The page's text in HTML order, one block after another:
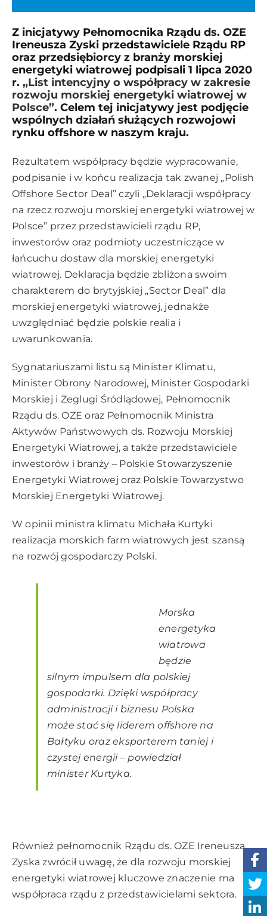
Z inicjatywy Pełnomocnika Rządu ds. OZE
Ireneusza Zyski przedstawiciele Rządu RP
oraz przedsiębiorcy z branży morskiej
energetyki wiatrowej podpisali 1 lipca 2020
r. „List intencyjny o współpracy w zakresie
rozwoju morskiej energetyki wiatrowej w
Polsce”. Celem tej inicjatywy jest podjęcie
wspólnych działań służących rozwojowi
rynku offshore w naszym kraju.
Rezultatem współpracy będzie wypracowanie,
podpisanie i w końcu realizacja tak zwanej „Polish
Offshore Sector Deal” czyli „Deklaracji współpracy
na rzecz rozwoju morskiej energetyki wiatrowej w
Polsce” przez przedstawicieli rządu RP,
inwestorów oraz podmioty uczestniczące w
łańcuchu dostaw dla morskiej energetyki
wiatrowej. Deklaracja będzie zbliżona swoim
charakterem do brytyjskiej „Sector Deal” dla
morskiej energetyki wiatrowej, jednakże
uwzględniać będzie polskie realia i
uwarunkowania.
Sygnatariuszami listu są Minister Klimatu,
Minister Obrony Narodowej, Minister Gospodarki
Morskiej i Żeglugi Śródlądowej, Pełnomocnik
Rządu ds. OZE oraz Pełnomocnik Ministra
Aktywów Państwowych ds. Rozwoju Morskiej
Energetyki Wiatrowej, a także przedstawiciele
inwestorów i branży – Polskie Stowarzyszenie
Energetyki Wiatrowej oraz Polskie Towarzystwo
Morskiej Energetyki Wiatrowej.
W opinii ministra klimatu Michała Kurtyki
realizacja morskich farm wiatrowych jest szansą
na rozwój gospodarczy Polski.
Morska
energetyka
wiatrowa
będzie
silnym impulsem dla polskiej
gospodarki. Dzięki współpracy
administracji i biznesu Polska
może stać się liderem offshore na
Bałtyku oraz eksporterem taniej i
czystej energii – powiedział
minister Kurtyka.
Również pełnomocnik Rządu ds. OZE Ireneusza
Zyska zwrócił uwagę, że dla rozwoju morskiej
energetyki wiatrowej kluczowe znaczenie ma
współpraca rządu z przedstawicielami sektora.